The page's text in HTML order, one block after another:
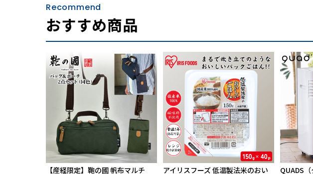
Recommend
おすすめ商品
【産経限定】鞄の國 帆布マルチ アイリスフーズ 低温製法米のおい QUADS